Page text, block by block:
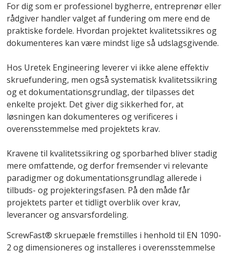
For dig som er professionel bygherre, entreprenør eller
rådgiver handler valget af fundering om mere end de
praktiske fordele. Hvordan projektet kvalitetssikres og
dokumenteres kan være mindst lige så udslagsgivende.
Hos Uretek Engineering leverer vi ikke alene effektiv
skruefundering, men også systematisk kvalitetssikring
og et dokumentationsgrundlag, der tilpasses det
enkelte projekt. Det giver dig sikkerhed for, at
løsningen kan dokumenteres og verificeres i
overensstemmelse med projektets krav.
Kravene til kvalitetssikring og sporbarhed bliver stadig
mere omfattende, og derfor fremsender vi relevante
paradigmer og dokumentationsgrundlag allerede i
tilbuds- og projekteringsfasen. På den måde får
projektets parter et tidligt overblik over krav,
leverancer og ansvarsfordeling.
ScrewFast® skruepæle fremstilles i henhold til EN 1090-
2 og dimensioneres og installeres i overensstemmelse